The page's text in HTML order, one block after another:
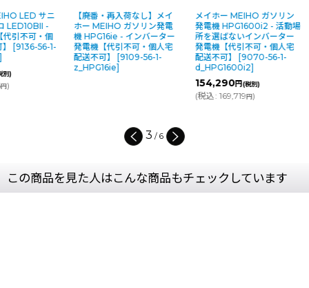
【廃番・再入荷なし】メイ
ホー MEIHO ガソリン発電
機 HPG16ie - インバーター
発電機【代引不可・個人宅
9109-56-1-
メイホー MEIHO ガソリン
発電機 HPG1600i2 - 活動場
所を選ばないインバーター
発電機【代引不可・個人宅
配送不可】
9070-56-1-
メイホー
発電機
パワー・小型
らに静音化を
容量モデル【
182,860
3 / 6
この商品を見た人はこんな商品もチェックしています